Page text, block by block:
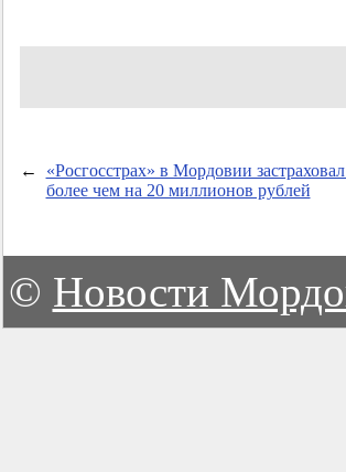
←
«Росгосстрах» в Мордовии
более чем на 20 миллионов рублей
© Новости